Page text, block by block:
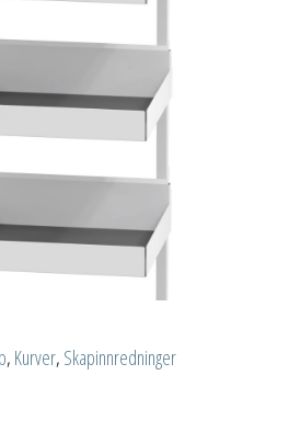
, Kurver, Skapinnredninger